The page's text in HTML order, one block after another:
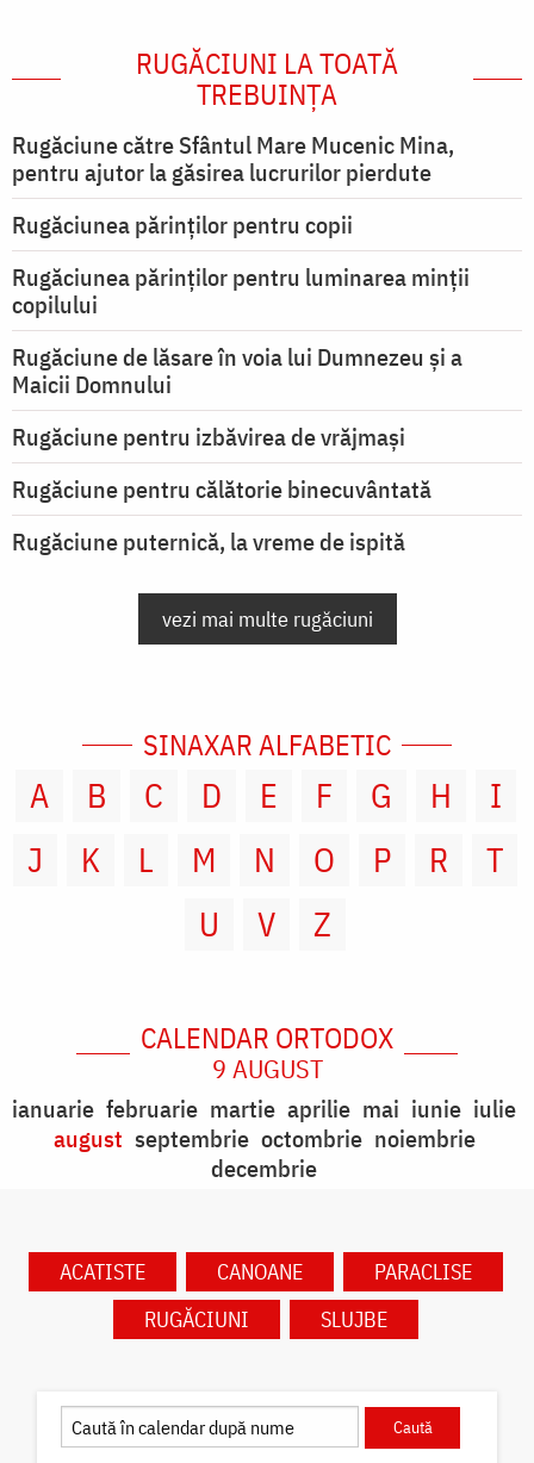
RUGĂCIUNI LA TOATĂ
TREBUINȚA
Rugăciune către Sfântul Mare Mucenic Mina,
pentru ajutor la găsirea lucrurilor pierdute
Rugăciunea părinților pentru copii
Rugăciunea părinților pentru luminarea minţii
copilului
Rugăciune de lăsare în voia lui Dumnezeu şi a
Maicii Domnului
Rugăciune pentru izbăvirea de vrăjmași
Rugăciune pentru călătorie binecuvântată
Rugăciune puternică, la vreme de ispită
vezi mai multe rugăciuni
SINAXAR ALFABETIC
A B C D E F G H
I
J
K L M N O P R
T
U
V Z
CALENDAR ORTODOX
9 AUGUST
ianuarie februarie martie aprilie mai iunie iulie
august septembrie octombrie noiembrie
decembrie
ACATISTE CANOANE
PARACLISE
RUGĂCIUNI
SLUJBE